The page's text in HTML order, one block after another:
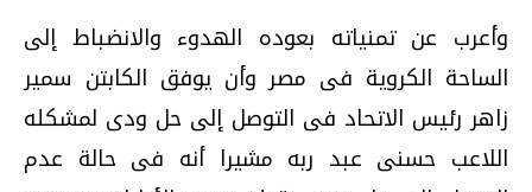
وأعرب عن تمنياته بعوده الهدوء والانضباط إلى
الساحة الكروية فى مصر وأن يوفق الكابتن سمير
زاهر رئيس الاتحاد فى التوصل إلى حل ودى لمشكله
اللاعب حسنى عبد ربه مشيرا أنه فى حالة عدم